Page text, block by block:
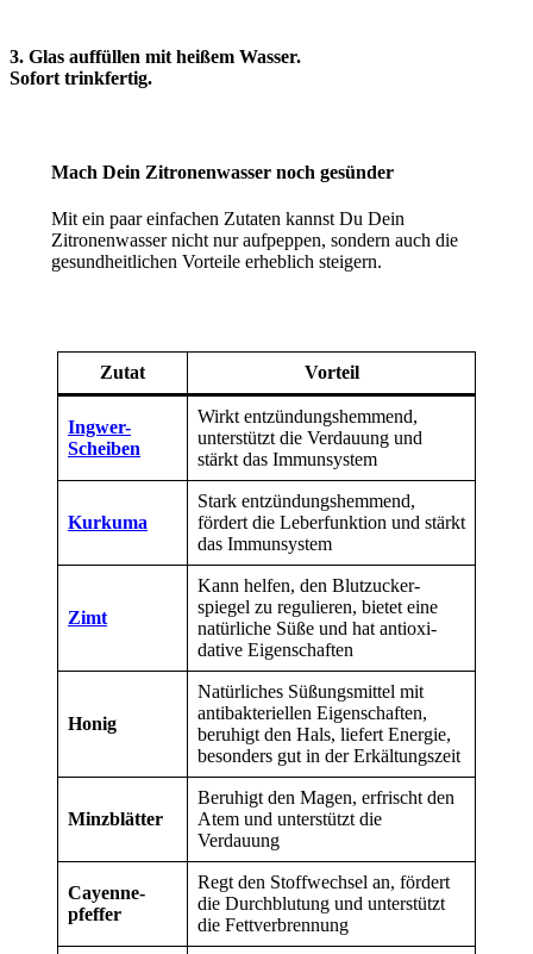
3. Glas auffüllen mit heißem Wasser.
Sofort trinkfertig.
Mach Dein Zitronenwasser noch gesünder
Mit ein paar einfachen Zutaten kannst Du Dein
Zitronenwasser nicht nur aufpeppen, sondern auch die
gesundheitlichen Vorteile erheblich steigern.
Zutat Vorteil
Ingwer-
Scheiben
Wirkt entzündungs­hemmend,
unterstützt die Ver­dauung und
stärkt das Immun­system
Kurkuma
Stark entzündungs­hemmend,
fördert die Leber­funktion und stärkt
das Immunsystem
Zimt
Kann helfen, den Blut­zucker­
spiegel zu regulieren, bietet eine
natürliche Süße und hat antioxi­
dative Eigen­schaften
Honig
Natürliches Süßungs­mittel mit
antibak­teriellen Eigen­schaften,
beruhigt den Hals, liefert Energie,
besonders gut in der Erkältungs­zeit
Minz­blätter
Beruhigt den Magen, erfrischt den
Atem und unterstützt die
Verdauung
Cayenne­
pfeffer
Regt den Stoffwechsel an, fördert
die Durch­blutung und unterstützt
die Fett­verbrennung